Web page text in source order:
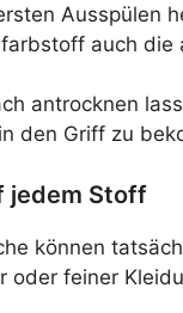
auch
antrocknen
den Griff zu
jedem Stoff
können
oder feiner